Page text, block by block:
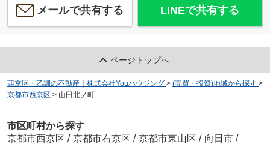
メールで共有する LINEで共有する
ページトップへ
西京区・乙訓の不動産｜株式会社Youハウジング > (売買・投資)地域から探す >
京都市西京区 > 山田北ノ町
市区町村から探す
京都市西京区 / 京都市右京区 / 京都市東山区 / 向日市 /